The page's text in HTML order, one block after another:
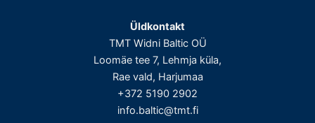
Üldkontakt
TMT Widni Baltic OÜ
Loomäe tee 7, Lehmja küla,
Rae vald, Harjumaa
+372 5190 2902
info.baltic@tmt.fi